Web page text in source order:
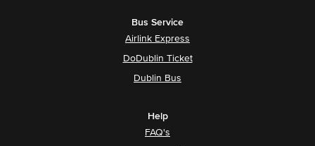
Bus Service
Airlink Express
DoDublin Ticket
Dublin Bus
Help
FAQ's